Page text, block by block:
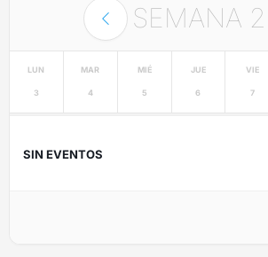
SEMANA 2
LUN
3
MAR
4
MIÉ
5
JUE
6
VIE
7
SIN EVENTOS